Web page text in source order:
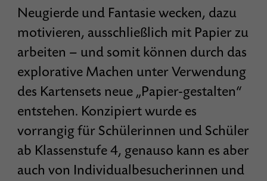
Neugierde und Fantasie wecken, dazu
motivieren, ausschließlich mit Papier zu
arbeiten – und somit können durch das
explorative Machen unter Verwendung
des Kartensets neue „Papier-gestalten“
entstehen. Konzipiert wurde es
vorrangig für Schülerinnen und Schüler
ab Klassenstufe 4, genauso kann es aber
auch von Individualbesucherinnen und